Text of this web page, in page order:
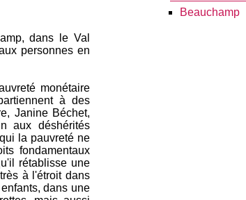
dans le Val
personnes en
monétaire
à des
Janine Béchet,
aux déshérités
la pauvreté ne
fondamentaux
rétablisse une
à l'étroit dans
dans une
Beauchamp